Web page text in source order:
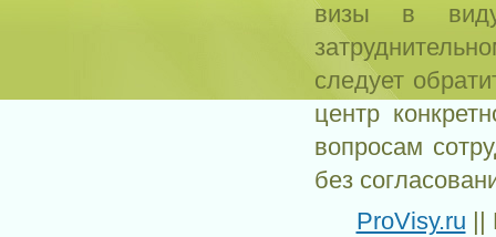
визы в виду
следует
центр
вопросам
без
ProVisy.ru ||